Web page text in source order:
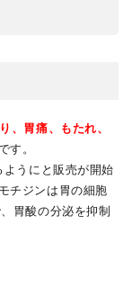
、胃痛、もたれ、
す。
うにと販売が開始
チジンは胃の細胞
胃酸の分泌を抑制